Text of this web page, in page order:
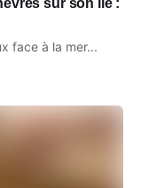
face à la mer...